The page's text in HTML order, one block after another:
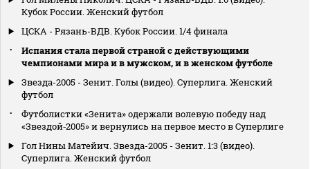
Кубок России. Женский футбол
ЦСКА - Рязань-ВДВ. Кубок России. 1/4 финала
Испания стала первой страной с действующими
чемпионами мира и в мужском, и в женском футболе
Звезда-2005 - Зенит. Голы (видео). Суперлига. Женский
футбол
Футболистки «Зенита» одержали волевую победу над
«Звездой‑2005» и вернулись на первое место в Суперлиге
Гол Нины Матейич. Звезда-2005 - Зенит. 1:3 (видео).
Суперлига. Женский футбол